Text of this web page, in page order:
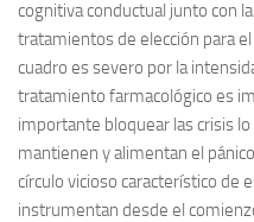
cognitiva conductual junto con
tratamientos de elección para
cuadro es severo por la
tratamiento farmacológico es
importante bloquear las crisis
mantienen y alimentan el
círculo vicioso característico de
instrumentan desde el